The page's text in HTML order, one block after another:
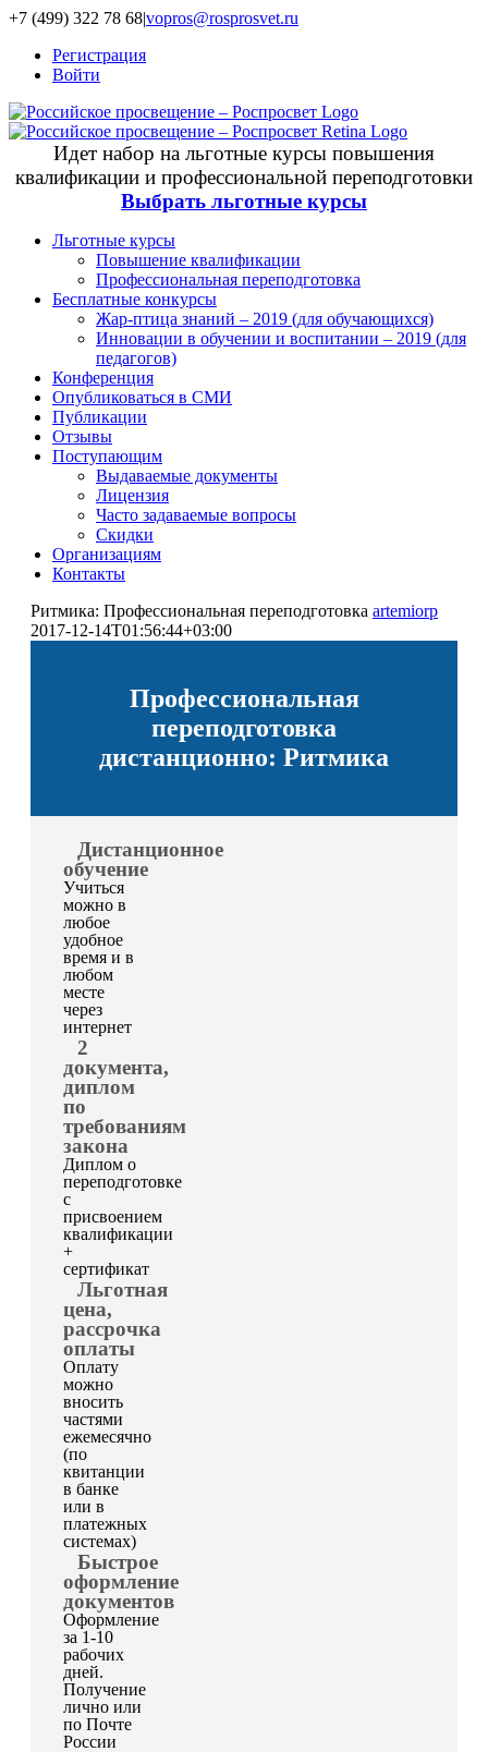
+7 (499) 322 78 68|vopros@rosprosvet.ru
Регистрация
Войти
Идет набор на льготные курсы повышения
квалификации и профессиональной переподготовки
Выбрать льготные курсы
Льготные курсы
Повышение квалификации
Профессиональная переподготовка
Бесплатные конкурсы
Жар-птица знаний – 2019 (для обучающихся)
Инновации в обучении и воспитании – 2019 (для
педагогов)
Конференция
Опубликоваться в СМИ
Публикации
Отзывы
Поступающим
Выдаваемые документы
Лицензия
Часто задаваемые вопросы
Скидки
Организациям
Контакты
Ритмика: Профессиональная переподготовка artemiorp
2017-12-14T01:56:44+03:00
Профессиональная
переподготовка
дистанционно: Ритмика
Дистанционное
обучение
Учиться
можно в
любое
удобное
время и в
любом
месте
через
интернет
2
документа,
диплом
по
требованиям
закона
Диплом о
переподготовке
с
присвоением
квалификации
+
сертификат
Льготная
цена,
рассрочка
оплаты
Оплату
можно
вносить
частями
ежемесячно
(по
квитанции
в банке
или в
платежных
системах)
Быстрое
оформление
документов
Оформление
за 1-10
рабочих
дней.
Получение
лично или
по Почте
России